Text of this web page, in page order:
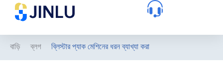
বাড়ি ব্লগ ব্লিস্টার প্যাক মেশিনের ধরন ব্যাখ্যা করা